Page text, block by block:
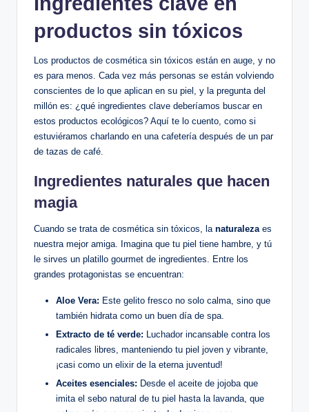
productos sin tóxicos
Los productos de cosmética sin tóxicos están en auge, y no
es para menos. Cada vez más personas se están volviendo
conscientes de lo que aplican en su piel, y la pregunta del
millón es: ¿qué ingredientes clave deberíamos buscar en
estos productos ecológicos? Aquí te lo cuento, como si
estuviéramos charlando en una cafetería después de un par
de tazas de café.
Ingredientes naturales que hacen
magia
Cuando se trata de cosmética sin tóxicos, la naturaleza es
nuestra mejor amiga. Imagina que tu piel tiene hambre, y tú
le sirves un platillo gourmet de ingredientes. Entre los
grandes protagonistas se encuentran:
Aloe Vera: Este gelito fresco no solo calma, sino que
también hidrata como un buen día de spa.
Extracto de té verde: Luchador incansable contra los
radicales libres, manteniendo tu piel joven y vibrante,
¡casi como un elixir de la eterna juventud!
Aceites esenciales: Desde el aceite de jojoba que
imita el sebo natural de tu piel hasta la lavanda, que